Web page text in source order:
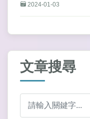
2024-01-03
文章搜尋